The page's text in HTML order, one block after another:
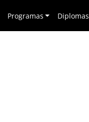
Programas Diplomas